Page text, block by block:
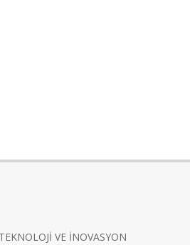
VE İNOVASYON